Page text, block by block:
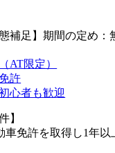
態補足】期間の定め：
AT限定）
許
心者も歓迎
】
車免許を取得し1年以